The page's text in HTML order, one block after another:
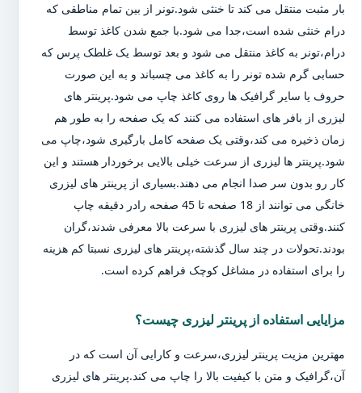
بار مثبت منتقل می کند تا خنثی شود.تونر از بین تمام مناطقی که
درام خنثی شده است،جدا می شود.با جمع شدن کاغذ توسط
درام،تونر به کاغذ منتقل می شود و بعد توسط یک غلطک پرس که
حسابی گرم شده تونر را به کاغذ می چسباند و به این صورت
حروف یا سایر گرافیک ها روی کاغذ چاپ می شود.پرینتر های
لیزری از بافر های استفاده می کنند که یک صفحه را به طور هم
زمان ذخیره می کند،وقتی یک صفحه کامل بارگیری شود،چاپ می
شود.پرینتر ها لیزری از سرعت خیلی بالایی برخوردار هستند و این
کار رو بدون سر صدا انجام می دهند.بسیاری از پرینتر های لیزری
خانگی می توانند از 18 صفحه تا 45 صفحه رادر دقیقه چاپ
کنند.وقتی پرینتر های لیزری با سرعت بالا معرفی شدند،گران
بودند.تحولات در چند سال گذشته،پرینتر های لیزری نسبتا کم هزینه
را برای استفاده در مشاغل کوچک فراهم کرده است.
مزایایی استفاده از پرینتر لیزری چیست؟
مهترین مزیت پرینتر لیزری،سرعت و کارایی آن است که در
آن،گرافیک و متن با کیفیت بالا را چاپ می کند.پرینتر های لیزری